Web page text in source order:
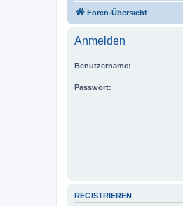
Foren-Übersicht
Anmelden
Benutzername:
Passwort:
REGISTRIEREN